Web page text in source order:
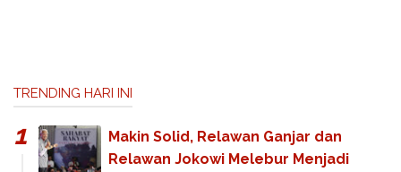
TRENDING HARI INI
Makin Solid, Relawan Ganjar dan
Relawan Jokowi Melebur Menjadi